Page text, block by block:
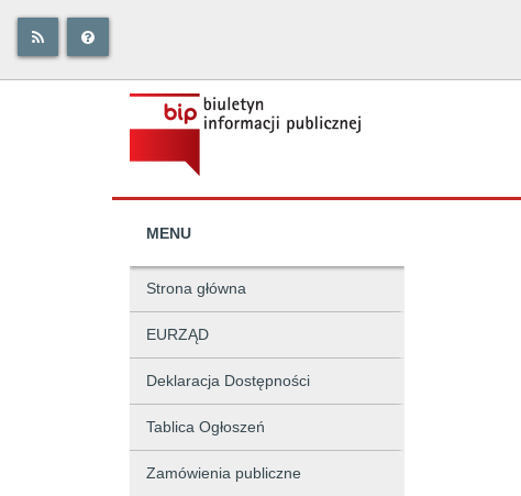
MENU
Strona główna
EURZĄD
Deklaracja Dostępności
Tablica Ogłoszeń
Zamówienia publiczne